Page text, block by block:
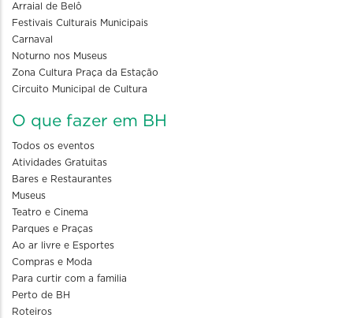
Arraial de Belô
Festivais Culturais Municipais
Carnaval
Noturno nos Museus
Zona Cultura Praça da Estação
Circuito Municipal de Cultura
O que fazer em BH
Todos os eventos
Atividades Gratuitas
Bares e Restaurantes
Museus
Teatro e Cinema
Parques e Praças
Ao ar livre e Esportes
Compras e Moda
Para curtir com a familia
Perto de BH
Roteiros